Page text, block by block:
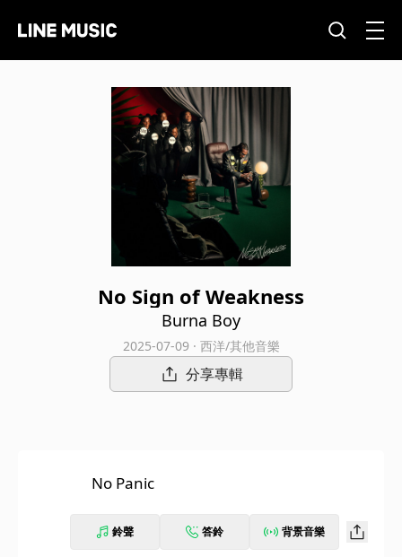
No Sign of Weakness
Burna Boy
2025-07-09 · 西洋/其他音樂
分享專輯
No Panic
鈴聲 答鈴 背景音樂